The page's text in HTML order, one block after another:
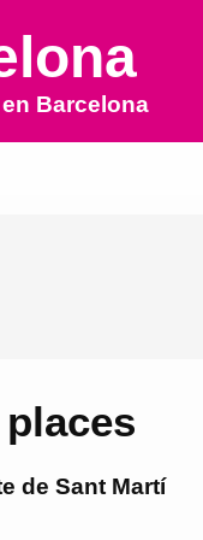
Barcelona
de Sant Martí